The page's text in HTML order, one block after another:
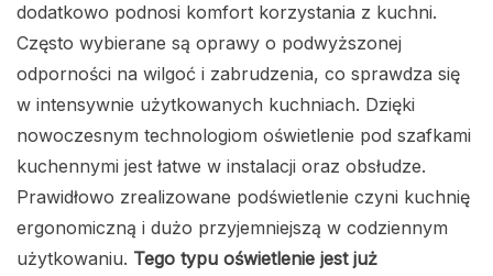
dodatkowo podnosi komfort korzystania z kuchni.
Często wybierane są oprawy o podwyższonej
odporności na wilgoć i zabrudzenia, co sprawdza się
w intensywnie użytkowanych kuchniach. Dzięki
nowoczesnym technologiom oświetlenie pod szafkami
kuchennymi jest łatwe w instalacji oraz obsłudze.
Prawidłowo zrealizowane podświetlenie czyni kuchnię
ergonomiczną i dużo przyjemniejszą w codziennym
użytkowaniu. Tego typu oświetlenie jest już